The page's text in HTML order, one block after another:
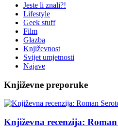
Jeste li znali?!
Lifestyle
Geek stuff
Film
Glazba
Književnost
Svijet umjetnosti
Najave
Književne preporuke
Književna recenzija: